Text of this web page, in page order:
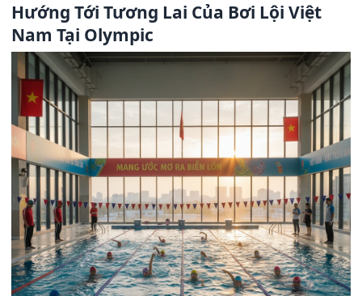
Hướng Tới Tương Lai Của Bơi Lội Việt
Nam Tại Olympic